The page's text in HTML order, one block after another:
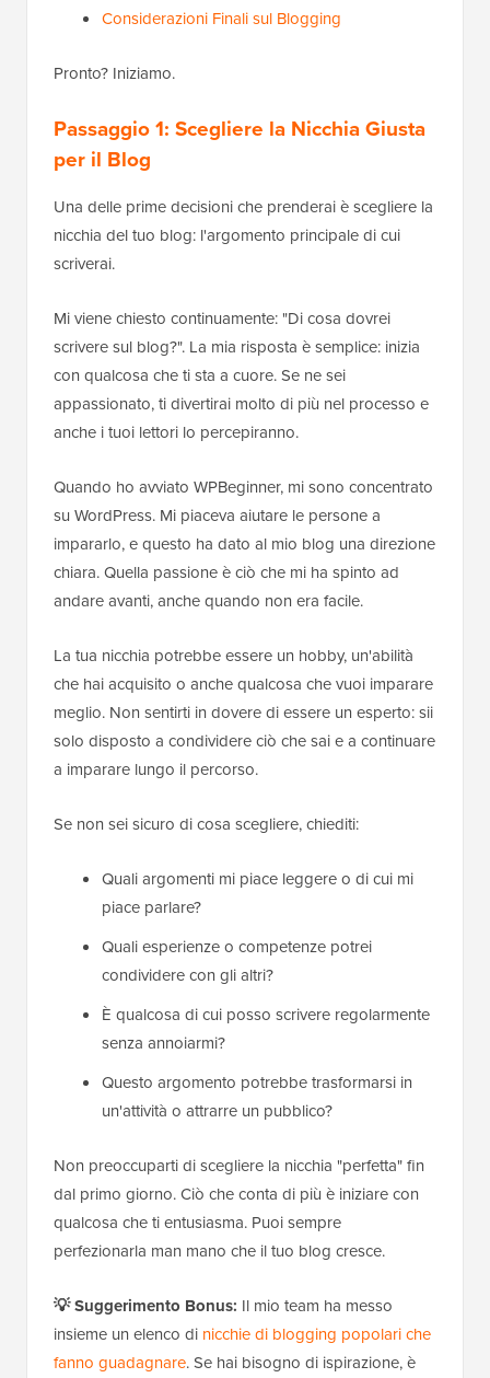
Considerazioni Finali sul Blogging
Pronto? Iniziamo.
Passaggio 1: Scegliere la Nicchia Giusta
per il Blog
Una delle prime decisioni che prenderai è scegliere la
nicchia del tuo blog: l'argomento principale di cui
scriverai.
Mi viene chiesto continuamente: "Di cosa dovrei
scrivere sul blog?". La mia risposta è semplice: inizia
con qualcosa che ti sta a cuore. Se ne sei
appassionato, ti divertirai molto di più nel processo e
anche i tuoi lettori lo percepiranno.
Quando ho avviato WPBeginner, mi sono concentrato
su WordPress. Mi piaceva aiutare le persone a
impararlo, e questo ha dato al mio blog una direzione
chiara. Quella passione è ciò che mi ha spinto ad
andare avanti, anche quando non era facile.
La tua nicchia potrebbe essere un hobby, un'abilità
che hai acquisito o anche qualcosa che vuoi imparare
meglio. Non sentirti in dovere di essere un esperto: sii
solo disposto a condividere ciò che sai e a continuare
a imparare lungo il percorso.
Se non sei sicuro di cosa scegliere, chiediti:
Quali argomenti mi piace leggere o di cui mi
piace parlare?
Quali esperienze o competenze potrei
condividere con gli altri?
È qualcosa di cui posso scrivere regolarmente
senza annoiarmi?
Questo argomento potrebbe trasformarsi in
un'attività o attrarre un pubblico?
Non preoccuparti di scegliere la nicchia "perfetta" fin
dal primo giorno. Ciò che conta di più è iniziare con
qualcosa che ti entusiasma. Puoi sempre
perfezionarla man mano che il tuo blog cresce.
💡 Suggerimento Bonus: Il mio team ha messo
insieme un elenco di nicchie di blogging popolari che
fanno guadagnare. Se hai bisogno di ispirazione, è